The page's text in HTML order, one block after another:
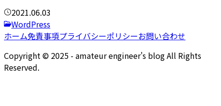
2021.06.03
WordPress
ホーム免責事項プライバシーポリシーお問い合わせ
Copyright © 2025 - amateur engineer's blog All Rights
Reserved.